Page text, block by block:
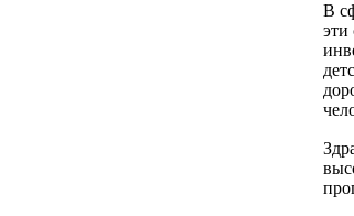
В
эти